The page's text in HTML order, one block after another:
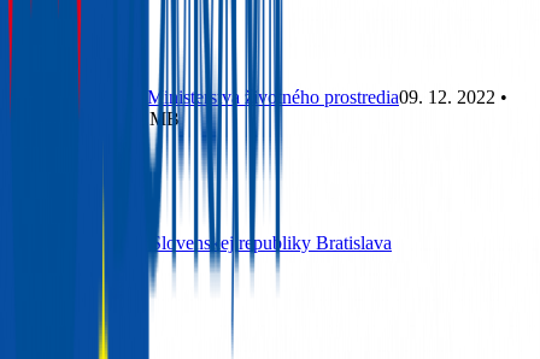
EIA
Stanovisko Ministerstva životného prostredia09. 12. 2022 •
PDF • 1,36 MB
Hlavné mesto Slovenskej republiky Bratislava